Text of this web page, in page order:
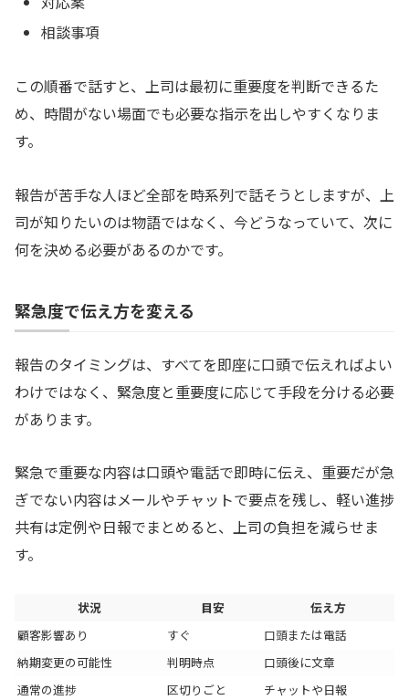
相談事項
この順番で話すと、上司は最初に重要度を判断できるた
め、時間がない場面でも必要な指示を出しやすくなりま
す。
報告が苦手な人ほど全部を時系列で話そうとしますが、上
司が知りたいのは物語ではなく、今どうなっていて、次に
何を決める必要があるのかです。
緊急度で伝え方を変える
報告のタイミングは、すべてを即座に口頭で伝えればよい
わけではなく、緊急度と重要度に応じて手段を分ける必要
があります。
緊急で重要な内容は口頭や電話で即時に伝え、重要だが急
ぎでない内容はメールやチャットで要点を残し、軽い進捗
共有は定例や日報でまとめると、上司の負担を減らせま
す。
状況 目安
伝え方
顧客影響あり
すぐ
口頭または電話
納期変更の可能性
判明時点
口頭後に文章
通常の進捗
区切りごと
チャットや日報